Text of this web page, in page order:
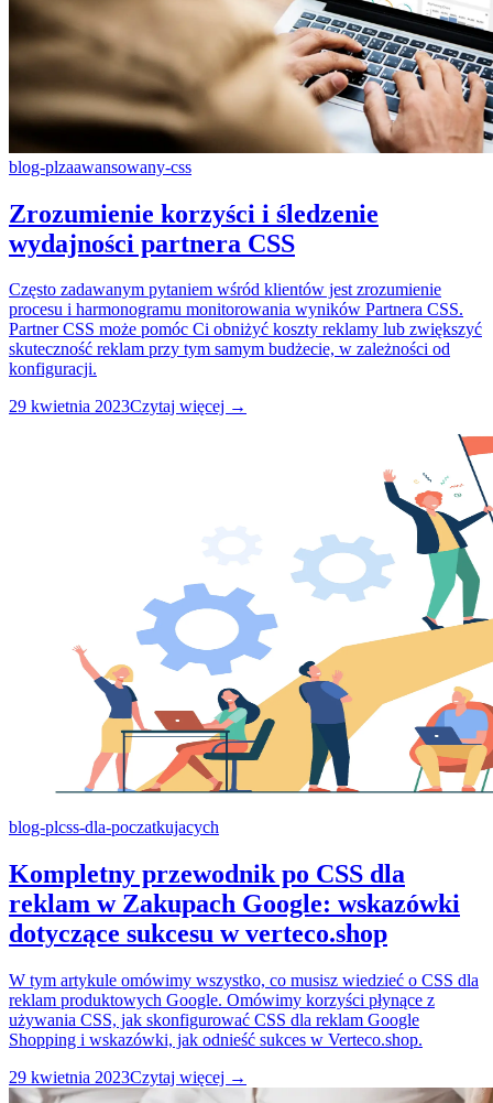
blog-plzaawansowany-css
Zrozumienie korzyści i śledzenie
wydajności partnera CSS
Często zadawanym pytaniem wśród klientów jest zrozumienie
procesu i harmonogramu monitorowania wyników Partnera CSS.
Partner CSS może pomóc Ci obniżyć koszty reklamy lub zwiększyć
skuteczność reklam przy tym samym budżecie, w zależności od
konfiguracji.
29 kwietnia 2023Czytaj więcej →
blog-plcss-dla-poczatkujacych
Kompletny przewodnik po CSS dla
reklam w Zakupach Google: wskazówki
dotyczące sukcesu w verteco.shop
W tym artykule omówimy wszystko, co musisz wiedzieć o CSS dla
reklam produktowych Google. Omówimy korzyści płynące z
używania CSS, jak skonfigurować CSS dla reklam Google
Shopping i wskazówki, jak odnieść sukces w Verteco.shop.
29 kwietnia 2023Czytaj więcej →